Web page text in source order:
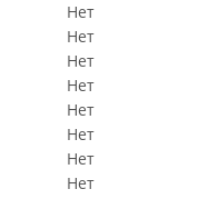
Нет
Нет
Нет
Нет
Нет
Нет
Нет
Нет